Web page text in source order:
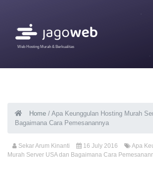
Web Hosting Murah & Berkualitas
Home / Apa Keunggulan Hosting Murah
Bagaimana Cara Pemesanannya
Sekar Arum Kinanti 16 July 2016
Apa
Murah Server USA dan Bagaimana Cara